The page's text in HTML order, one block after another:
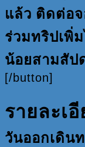
แล้ว ติดต่อจ
ร่วมทริปเพิ่
น้อยสามสัป
[/button]
รายละเ
วันออกเดิน